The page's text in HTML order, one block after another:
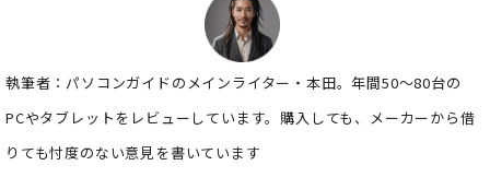
執筆者：パソコンガイドのメインライター・本田。年間50～80台の
PCやタブレットをレビューしています。購入しても、メーカーから借
りても忖度のない意見を書いています